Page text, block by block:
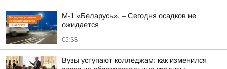
М-1 «Беларусь». – Сегодня осадков не
ожидается
05:33
Вузы уступают колледжам: как изменился